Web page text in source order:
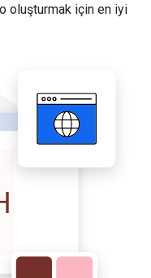
oluşturmak için en iyi